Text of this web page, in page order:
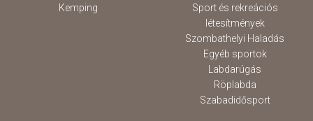
Kemping
Sport és rekreációs
létesítmények
Szombathelyi Haladás
Egyéb sportok
Labdarúgás
Röplabda
Szabadidősport